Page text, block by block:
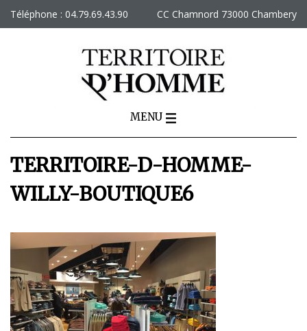
Téléphone : 04.79.69.43.90 CC Chamnord 73000 Chambery
MENU
TERRITOIRE-D-HOMME-
WILLY-BOUTIQUE6